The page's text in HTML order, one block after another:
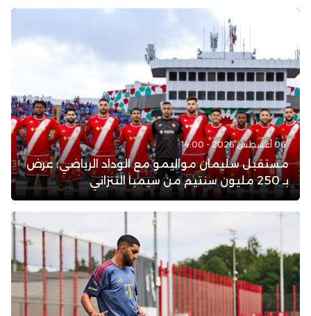
06 أغسطس 2026 - 14:00
مستقبل سليمان مواليمو مع الوداد الرياضي: عرض
بـ 250 مليون سنتيم من سيمبا التنزاني